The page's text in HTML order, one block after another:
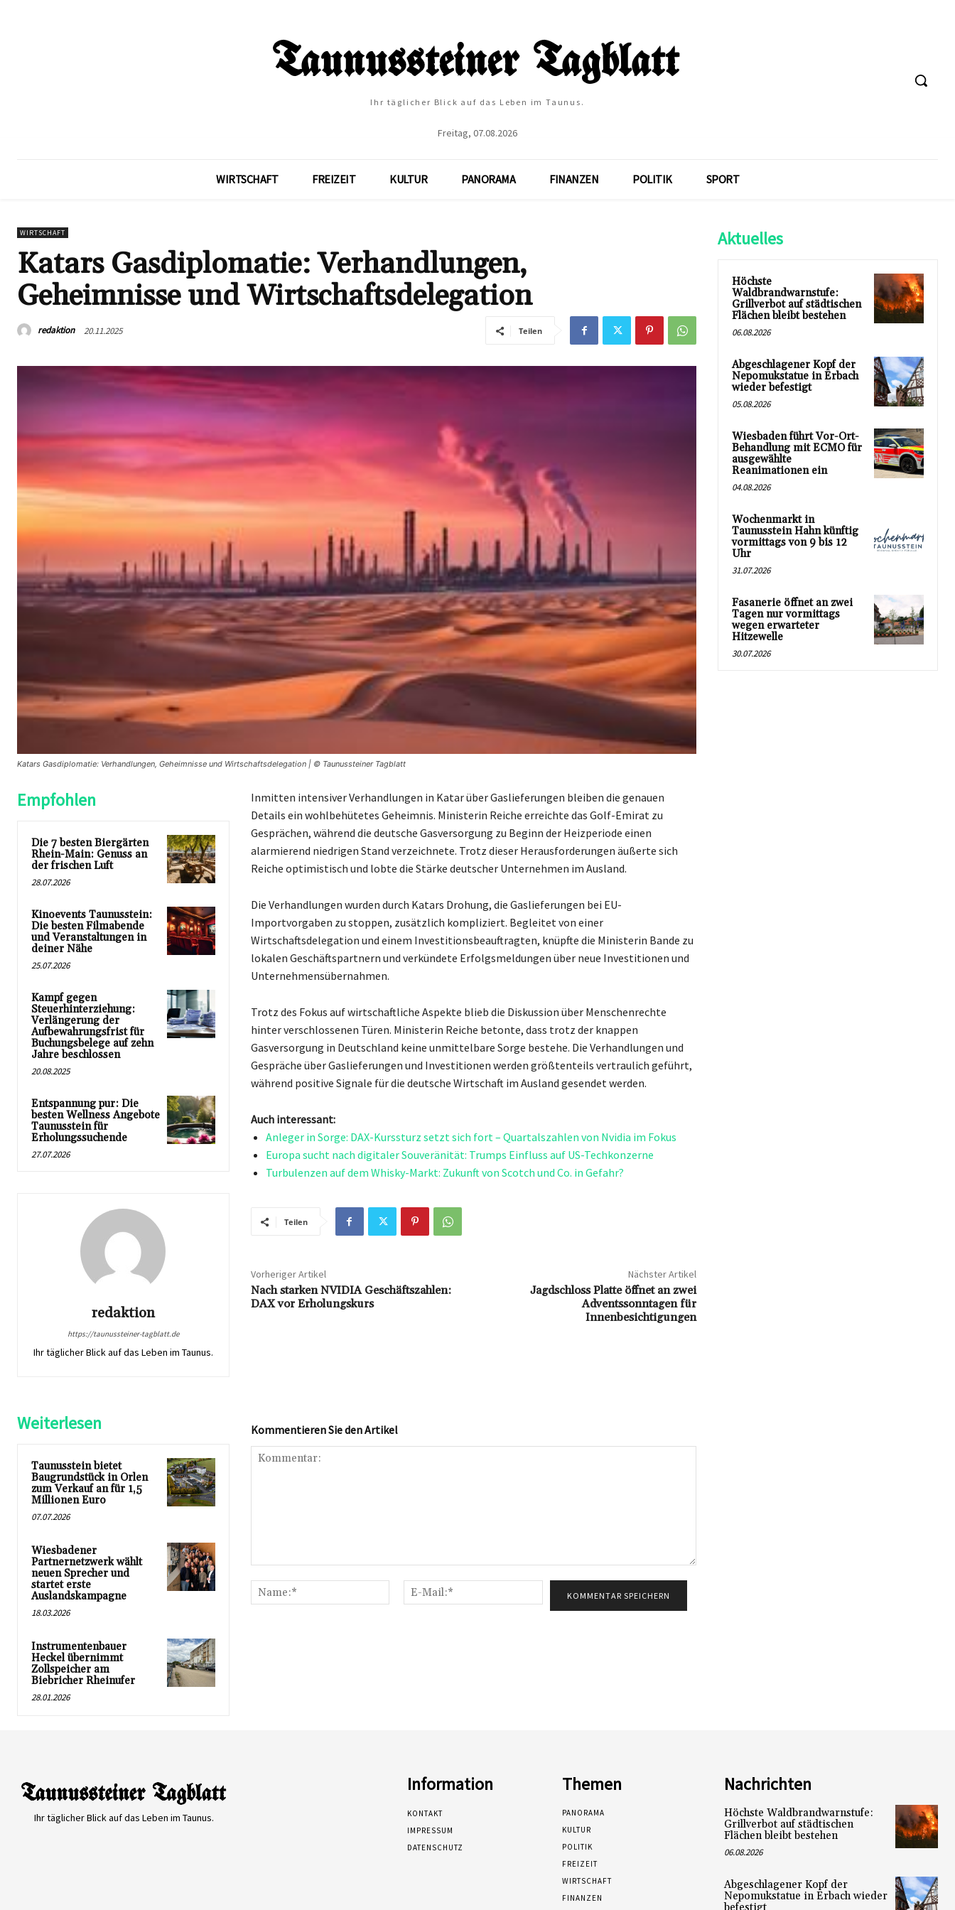
Ihr täglicher Blick auf das Leben im Taunus.
Freitag, 07.08.2026
WIRTSCHAFT FREIZEIT KULTUR PANORAMA FINANZEN POLITIK SPORT
WIRTSCHAFT
Katars Gasdiplomatie: Verhandlungen,
Geheimnisse und Wirtschaftsdelegation
redaktion 20.11.2025 Teilen
Katars Gasdiplomatie: Verhandlungen, Geheimnisse und Wirtschaftsdelegation | © Taunussteiner Tagblatt
Empfohlen
Die 7 besten Biergärten
Rhein-Main: Genuss an
der frischen Luft
28.07.2026
Kinoevents Taunusstein:
Die besten Filmabende
und Veranstaltungen in
deiner Nähe
25.07.2026
Kampf gegen
Steuerhinterziehung:
Verlängerung der
Aufbewahrungsfrist für
Buchungsbelege auf zehn
Jahre beschlossen
20.08.2025
Entspannung pur: Die
besten Wellness Angebote
Taunusstein für
Erholungssuchende
27.07.2026
redaktion
https://taunussteiner-tagblatt.de
Ihr täglicher Blick auf das Leben im Taunus.
Inmitten intensiver Verhandlungen in Katar über Gaslieferungen bleiben die genauen
Details ein wohlbehütetes Geheimnis. Ministerin Reiche erreichte das Golf-Emirat zu
Gesprächen, während die deutsche Gasversorgung zu Beginn der Heizperiode einen
alarmierend niedrigen Stand verzeichnete. Trotz dieser Herausforderungen äußerte sich
Reiche optimistisch und lobte die Stärke deutscher Unternehmen im Ausland.
Die Verhandlungen wurden durch Katars Drohung, die Gaslieferungen bei EU-
Importvorgaben zu stoppen, zusätzlich kompliziert. Begleitet von einer
Wirtschaftsdelegation und einem Investitionsbeauftragten, knüpfte die Ministerin Bande zu
lokalen Geschäftspartnern und verkündete Erfolgsmeldungen über neue Investitionen und
Unternehmensübernahmen.
Trotz des Fokus auf wirtschaftliche Aspekte blieb die Diskussion über Menschenrechte
hinter verschlossenen Türen. Ministerin Reiche betonte, dass trotz der knappen
Gasversorgung in Deutschland keine unmittelbare Sorge bestehe. Die Verhandlungen und
Gespräche über Gaslieferungen und Investitionen werden größtenteils vertraulich geführt,
während positive Signale für die deutsche Wirtschaft im Ausland gesendet werden.
Auch interessant:
Anleger in Sorge: DAX-Kurssturz setzt sich fort – Quartalszahlen von Nvidia im Fokus
Europa sucht nach digitaler Souveränität: Trumps Einfluss auf US-Techkonzerne
Turbulenzen auf dem Whisky-Markt: Zukunft von Scotch und Co. in Gefahr?
Teilen
Vorheriger Artikel
Nach starken NVIDIA Geschäftszahlen:
DAX vor Erholungskurs
Nächster Artikel
Jagdschloss Platte öffnet an zwei
Adventssonntagen für
Innenbesichtigungen
Weiterlesen
Taunusstein bietet
Baugrundstück in Orlen
zum Verkauf an für 1,5
Millionen Euro
07.07.2026
Wiesbadener
Partnernetzwerk wählt
neuen Sprecher und
startet erste
Auslandskampagne
18.03.2026
Instrumentenbauer
Heckel übernimmt
Zollspeicher am
Biebricher Rheinufer
28.01.2026
Kommentieren Sie den Artikel
Name:*
Mail:*
Aktuelles
Höchste
Waldbrandwarnstufe:
Grillverbot auf städtischen
Flächen bleibt bestehen
06.08.2026
Abgeschlagener Kopf der
Nepomukstatue in Erbach
wieder befestigt
05.08.2026
Wiesbaden führt Vor-Ort-
Behandlung mit ECMO für
ausgewählte
Reanimationen ein
04.08.2026
Wochenmarkt in
Taunusstein Hahn künftig
vormittags von 9 bis 12
Uhr
31.07.2026
Fasanerie öffnet an zwei
Tagen nur vormittags
wegen erwarteter
Hitzewelle
30.07.2026
Ihr täglicher Blick auf das Leben im Taunus.
Information
KONTAKT
IMPRESSUM
DATENSCHUTZ
Themen
PANORAMA
KULTUR
POLITIK
FREIZEIT
WIRTSCHAFT
FINANZEN
Nachrichten
Höchste Waldbrandwarnstufe:
Grillverbot auf städtischen
Flächen bleibt bestehen
06.08.2026
Abgeschlagener Kopf der
Nepomukstatue in Erbach wieder